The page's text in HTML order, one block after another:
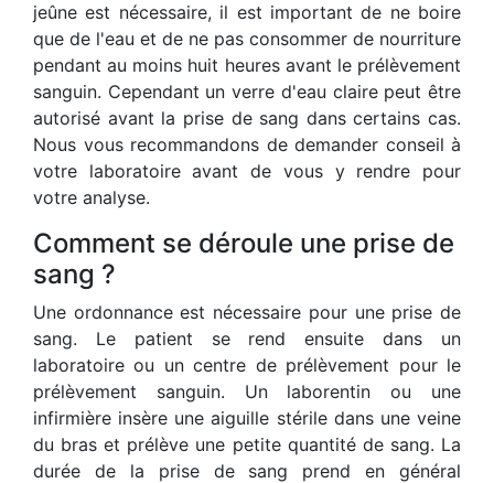
jeûne est nécessaire, il est important de ne boire
que de l'eau et de ne pas consommer de nourriture
pendant au moins huit heures avant le prélèvement
sanguin. Cependant un verre d'eau claire peut être
autorisé avant la prise de sang dans certains cas.
Nous vous recommandons de demander conseil à
votre laboratoire avant de vous y rendre pour
votre analyse.
Comment se déroule une prise de
sang ?
Une ordonnance est nécessaire pour une prise de
sang. Le patient se rend ensuite dans un
laboratoire ou un centre de prélèvement pour le
prélèvement sanguin. Un laborentin ou une
infirmière insère une aiguille stérile dans une veine
du bras et prélève une petite quantité de sang. La
durée de la prise de sang prend en général